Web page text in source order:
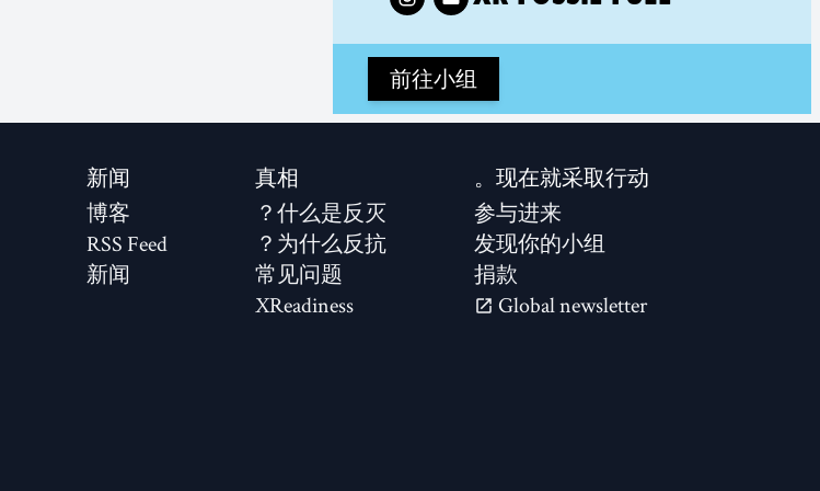
前往小组
现在就采取行动。
参与进来
发现你的小组
捐款
Global newsletter
真相
什么是反灭？
为什么反抗？
常见问题
XReadiness
新闻
博客
RSS Feed
新闻